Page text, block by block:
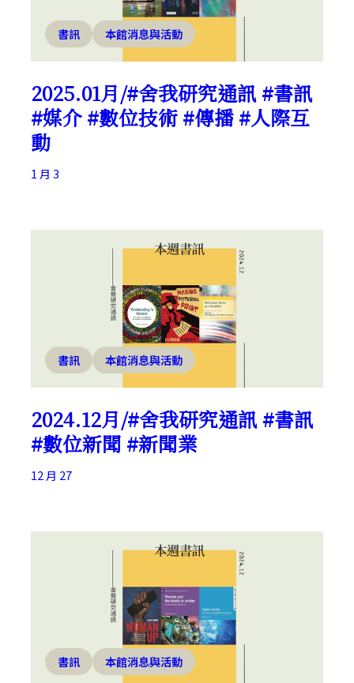
書訊 本館消息與活動
2025.01月/#舍我研究通訊 #書訊
#媒介 #數位技術 #傳播 #人際互
動
1 月 3
書訊 本館消息與活動
2024.12月/#舍我研究通訊 #書訊
#數位新聞 #新聞業
12 月 27
書訊 本館消息與活動